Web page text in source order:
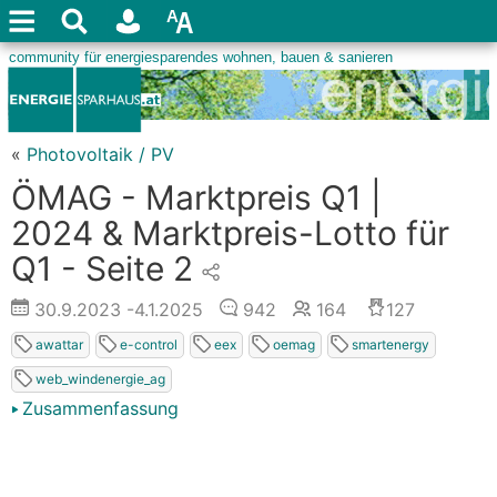
« Photovoltaik / PV
ÖMAG - Marktpreis Q1 |
2024 & Marktpreis-Lotto für
Q1 - Seite 2
30.9.2023 -4.1.2025 942 164 127
awattar e-control eex oemag smartenergy
web_windenergie_ag
Zusammenfassung